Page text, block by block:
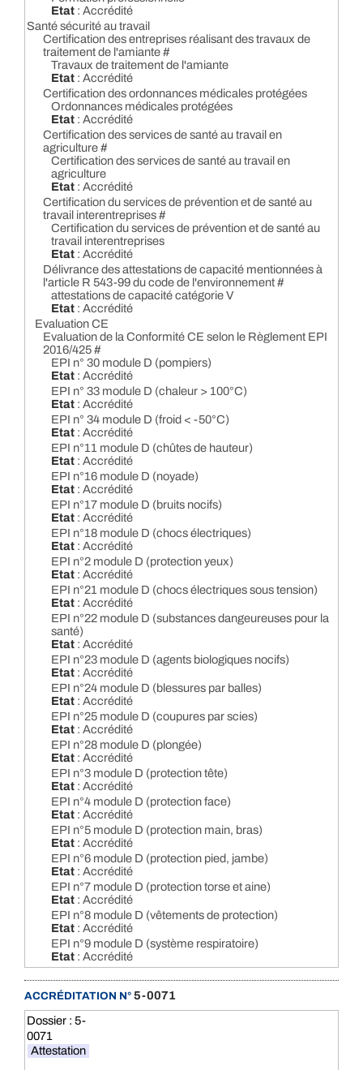
Etat : Accrédité
Santé sécurité au travail
Certification des entreprises réalisant des travaux de
traitement de l'amiante #
Travaux de traitement de l'amiante
Etat : Accrédité
Certification des ordonnances médicales protégées
Ordonnances médicales protégées
Etat : Accrédité
Certification des services de santé au travail en
agriculture #
Certification des services de santé au travail en
agriculture
Etat : Accrédité
Certification du services de prévention et de santé au
travail interentreprises #
Certification du services de prévention et de santé au
travail interentreprises
Etat : Accrédité
Délivrance des attestations de capacité mentionnées à
l'article R 543-99 du code de l'environnement #
attestations de capacité catégorie V
Etat : Accrédité
Evaluation CE
Evaluation de la Conformité CE selon le Règlement EPI
2016/425 #
EPI n° 30 module D (pompiers)
Etat : Accrédité
EPI n° 33 module D (chaleur > 100°C)
Etat : Accrédité
EPI n° 34 module D (froid < -50°C)
Etat : Accrédité
EPI n°11 module D (chûtes de hauteur)
Etat : Accrédité
EPI n°16 module D (noyade)
Etat : Accrédité
EPI n°17 module D (bruits nocifs)
Etat : Accrédité
EPI n°18 module D (chocs électriques)
Etat : Accrédité
EPI n°2 module D (protection yeux)
Etat : Accrédité
EPI n°21 module D (chocs électriques sous tension)
Etat : Accrédité
EPI n°22 module D (substances dangeureuses pour la
santé)
Etat : Accrédité
EPI n°23 module D (agents biologiques nocifs)
Etat : Accrédité
EPI n°24 module D (blessures par balles)
Etat : Accrédité
EPI n°25 module D (coupures par scies)
Etat : Accrédité
EPI n°28 module D (plongée)
Etat : Accrédité
EPI n°3 module D (protection tête)
Etat : Accrédité
EPI n°4 module D (protection face)
Etat : Accrédité
EPI n°5 module D (protection main, bras)
Etat : Accrédité
EPI n°6 module D (protection pied, jambe)
Etat : Accrédité
EPI n°7 module D (protection torse et aine)
Etat : Accrédité
EPI n°8 module D (vêtements de protection)
Etat : Accrédité
EPI n°9 module D (système respiratoire)
Etat : Accrédité
ACCRÉDITATION N° 5-0071
Dossier : 5-
0071
Attestation